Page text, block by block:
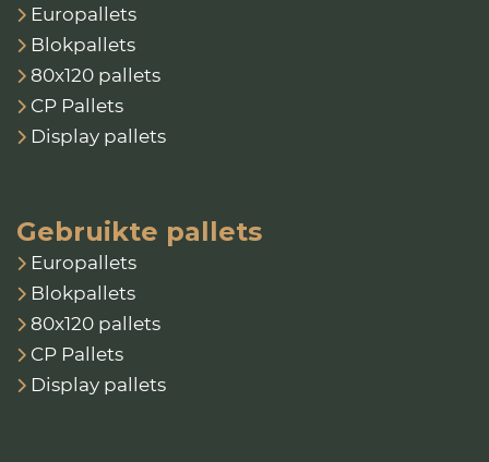
Europallets
Blokpallets
80x120 pallets
CP Pallets
Display pallets
Gebruikte pallets
Europallets
Blokpallets
80x120 pallets
CP Pallets
Display pallets